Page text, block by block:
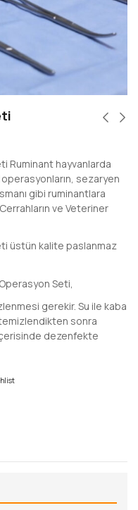
Ruminant hayvanlarda
sezaryen
gibi ruminantlara
ve Veteriner
üstün kalite paslanmaz
Seti,
gerekir. Su ile kaba
sonra
dezenfekte